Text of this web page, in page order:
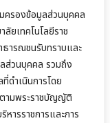
ครองข้อมูลส่วนบุคคล
ยเทคโนโลยีราช
ธารณชนรับทราบและ
ส่วนบุคคล รวมถึง
ดำเนินการโดย
ตามพระราชบัญญัติ
ารราชการและการ